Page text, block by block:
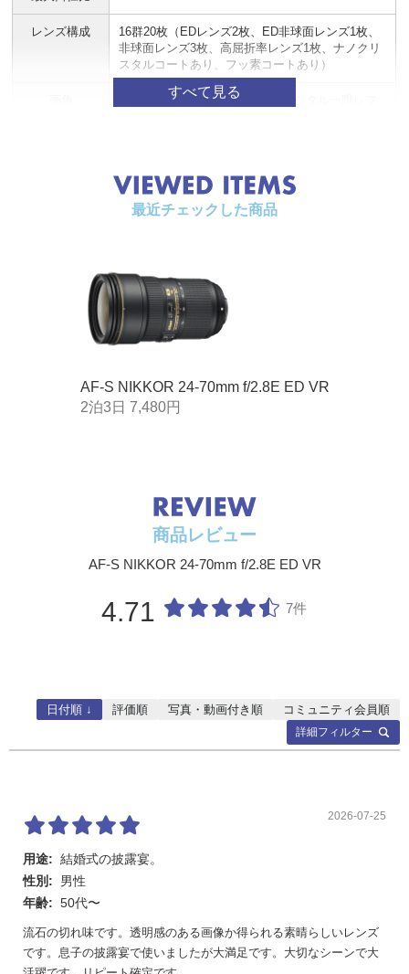
レンズ構成
16群20枚（EDレンズ2枚、ED非球面レンズ1枚、
非球面レンズ3枚、高屈折率レンズ1枚、ナノクリ
スタルコートあり、フッ素コートあり）
84°-34°20′（FXフォーマットのデジタル一眼レフ
24、28、35、50、70mm
カメラへの撮影距離情報を出力可能
ピント合わせ
IF（ニコン内焦）方式、超音波モーターによるオ
ートフォーカス、マニュアルフォーカス可能
ボイスコイルモーター（VCM）によるレンズシフ
VRモード：NORMAL/ACTIVE
三脚使用時ブレ補正：有り
m（焦点距離35mm-50mm）
0.28倍
絞り羽根枚数 9枚（円形絞り）
電磁絞りによる自動絞り
測光方式 開放測光
アタッチメン
82mm（P=0.75mm）
マウントアダ
否
AF駆動可
寸法
質量 約1070g
最近チェックした商品
AF-S NIKKOR 24-70mm f/2.8E ED VR
2泊3日 7,480円
商品レビュー
AF-S NIKKOR 24-70mm f/2.8E ED VR
4.71 7件
詳細フィルター
日付順 ↓ 評価順 写真・動画付き順 コミュニティ会員順
2026-07-25
用途: 結婚式の披露宴。
性別:
男性
年齢: 50代〜
流石の切れ味です。透明感のある画像か得られる素晴らしいレンズ
です。息子の披露宴で使いましたが大満足です。大切なシーンで大